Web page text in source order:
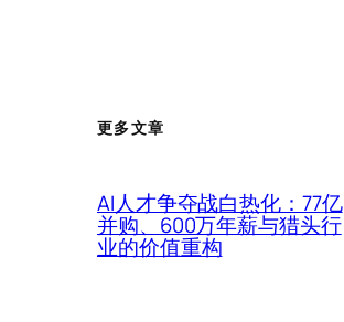
更多文章
AI人才争夺战白热化：77亿
并购、600万年薪与猎头行
业的价值重构